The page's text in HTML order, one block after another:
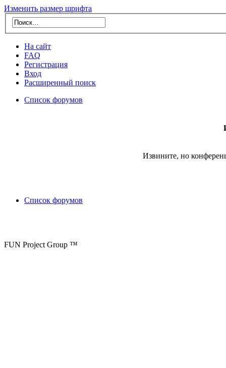
Изменить размер шрифта
На сайт
FAQ
Регистрация
Вход
Расширенный поиск
Список форумов
Извините, но
Список форумов
FUN Project Group ™